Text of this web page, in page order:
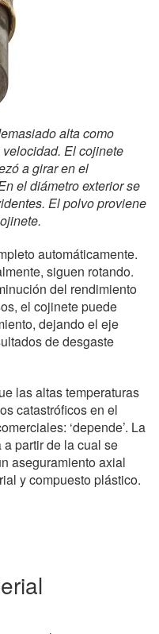
alta como
El cojinete
a girar en el
el diámetro exterior se
El polvo proviene
automáticamente.
siguen rotando.
del rendimiento
el cojinete puede
dejando el eje
de desgaste
las altas temperaturas
catastróficos en el
‘depende’. La
partir de la cual se
aseguramiento axial
y compuesto plástico.